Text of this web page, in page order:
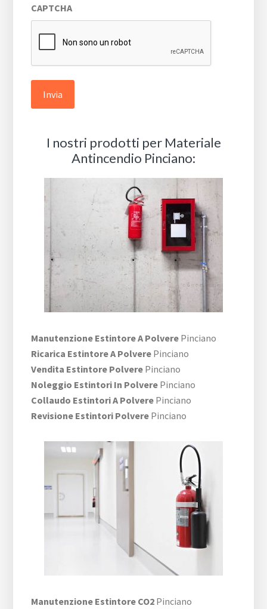
privacy
CAPTCHA
I nostri prodotti per Materiale
Antincendio Pinciano:
Manutenzione Estintore A Polvere Pinciano
Ricarica Estintore A Polvere Pinciano
Vendita Estintore Polvere Pinciano
Noleggio Estintori In Polvere Pinciano
Collaudo Estintori A Polvere Pinciano
Revisione Estintori Polvere Pinciano
Manutenzione Estintore CO2 Pinciano